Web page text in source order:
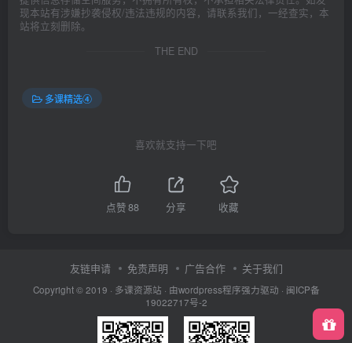
现本站有涉嫌抄袭侵权/违法违规的内容，请联系我们，一经查实，本
站将立刻删除。
THE END
多课精选④
喜欢就支持一下吧
点赞88 分享 收藏
友链申请 免责声明 广告合作 关于我们
Copyright © 2019 · 多课资源站 · 由wordpress程序强力驱动 · 闽ICP备
19022717号-2